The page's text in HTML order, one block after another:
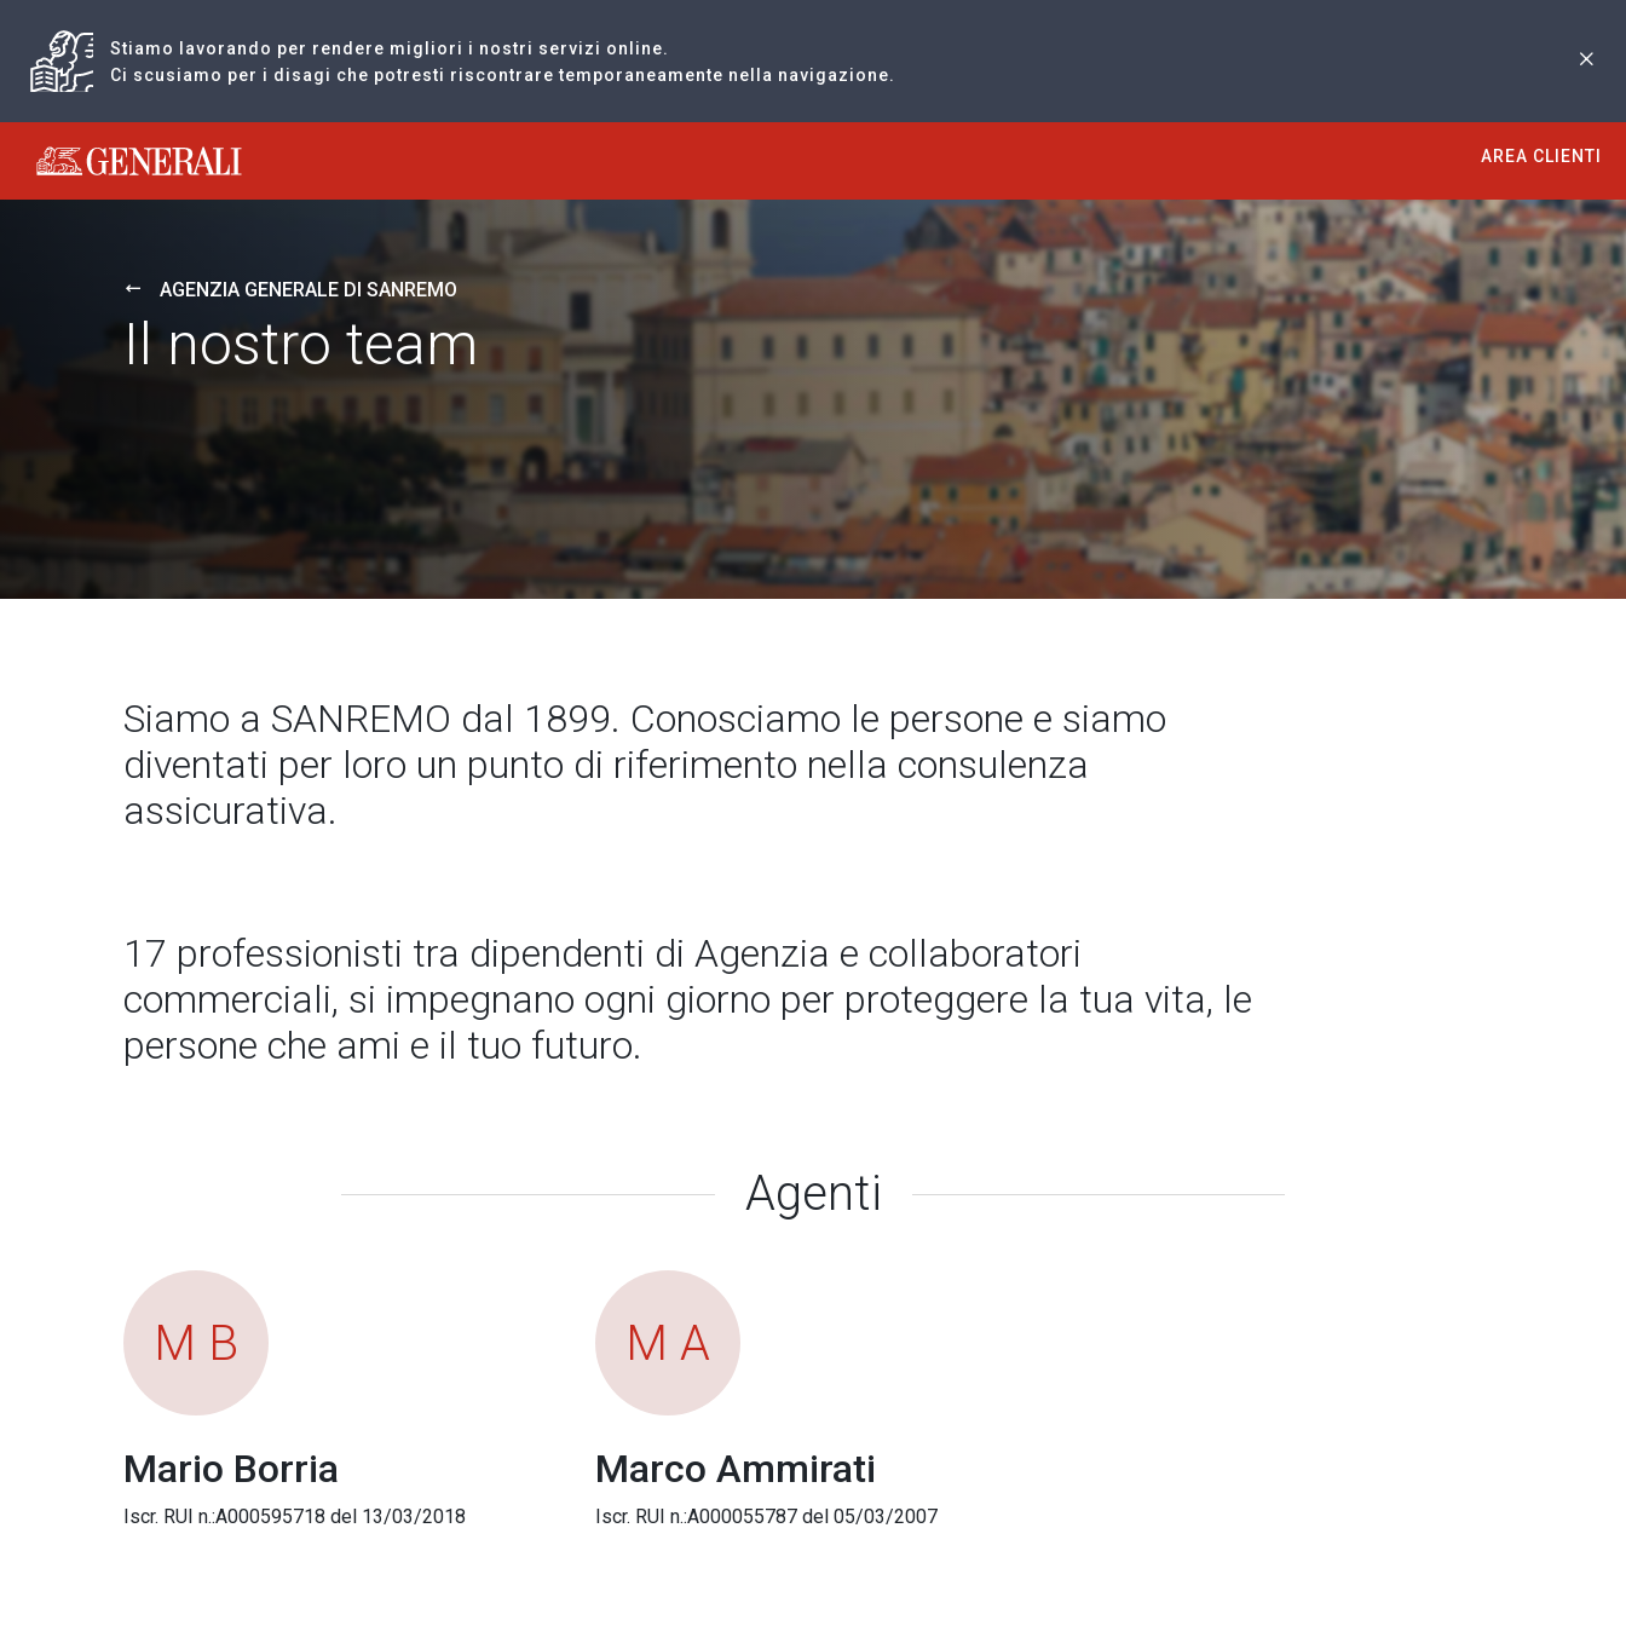
Stiamo lavorando per rendere migliori i nostri servizi online.
Ci scusiamo per i disagi che potresti riscontrare temporaneamente nella navigazione.
Generali logo
AREA CLIENTI
AGENZIA GENERALE DI SANREMO
Il nostro team
Siamo a SANREMO dal 1899. Conosciamo le persone e siamo
diventati per loro un punto di riferimento nella consulenza
assicurativa.
17 professionisti tra dipendenti di Agenzia e collaboratori
commerciali, si impegnano ogni giorno per proteggere la tua vita, le
persone che ami e il tuo futuro.
Agenti
M B
Mario Borria
Iscr. RUI n.:A000595718 del 13/03/2018
M A
Marco Ammirati
Iscr. RUI n.:A000055787 del 05/03/2007